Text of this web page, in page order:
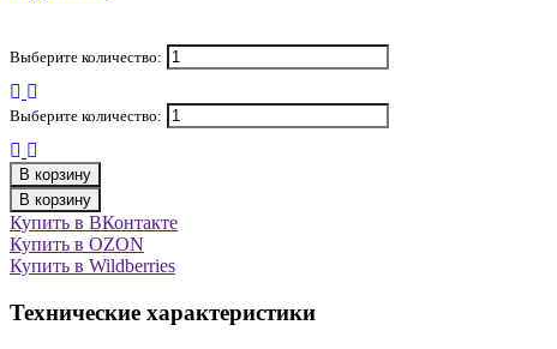
Выберите количество:
Выберите количество:
В корзину
В корзину
Купить в ВКонтакте
Купить в OZON
Купить в Wildberries
Технические характеристики